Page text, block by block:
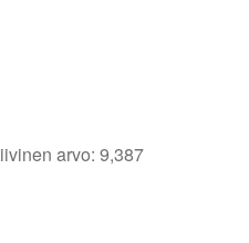
arvo: 9,387